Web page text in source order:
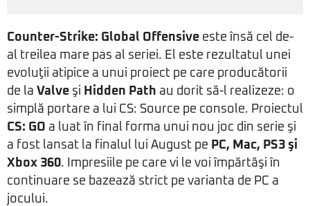
Counter-Strike: Global Offensive este însă cel de-
al treilea mare pas al seriei. El este rezultatul unei
evoluţii atipice a unui proiect pe care producătorii
de la Valve şi Hidden Path au dorit să-l realizeze: o
simplă portare a lui CS: Source pe console. Proiectul
CS: GO a luat în final forma unui nou joc din serie şi
a fost lansat la finalul lui August pe PC, Mac, PS3 şi
Xbox 360. Impresiile pe care vi le voi împărtăşi în
continuare se bazează strict pe varianta de PC a
jocului.